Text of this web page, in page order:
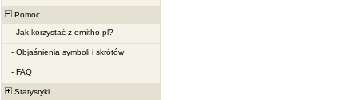
Pomoc
- Jak korzystać z ornitho.pl?
- Objaśnienia symboli i skrótów
- FAQ
Statystyki